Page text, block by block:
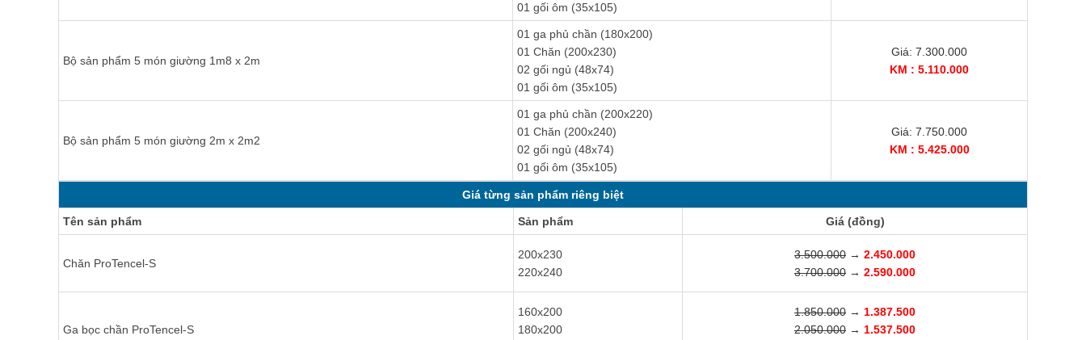
01 gối ôm (35x105)
Bộ sản phẩm 5 món giường 1m8 x 2m
01 ga phủ chần (180x200)
01 Chăn (200x230)
02 gối ngủ (48x74)
01 gối ôm (35x105)
Giá: 7.300.000
KM : 5.110.000
Bộ sản phẩm 5 món giường 2m x 2m2
01 ga phủ chần (200x220)
01 Chăn (200x240)
02 gối ngủ (48x74)
01 gối ôm (35x105)
Giá: 7.750.000
KM : 5.425.000
Giá từng sản phẩm riêng biệt
Tên sản phẩm Sản phẩm Giá (đồng)
Chăn ProTencel-S
200x230
220x240
3.500.000 → 2.450.000
3.700.000 → 2.590.000
Ga bọc chần ProTencel-S
160x200
180x200
1.850.000 → 1.387.500
2.050.000 → 1.537.500